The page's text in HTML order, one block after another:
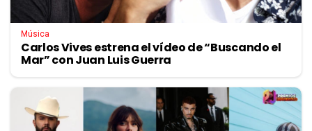
Música
Carlos Vives estrena el vídeo de “Buscando el
Mar” con Juan Luis Guerra